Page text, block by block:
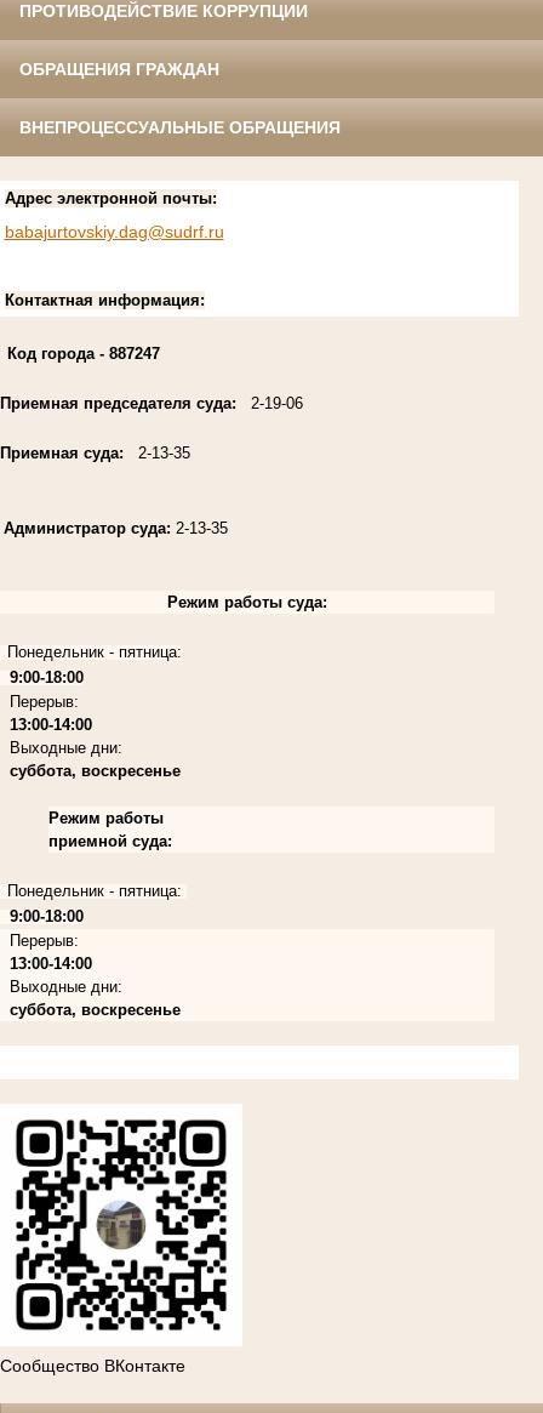
ПРОТИВОДЕЙСТВИЕ КОРРУПЦИИ
ОБРАЩЕНИЯ ГРАЖДАН
ВНЕПРОЦЕССУАЛЬНЫЕ ОБРАЩЕНИЯ
Адрес электронной почты:
babajurtovskiy.dag@sudrf.ru
Контактная информация:
Код города- 887247
Приемная председателя суда: 2-19-06
Приемная суда: 2-13-35
Администратор суда: 2-13-35
Режим работы суда:
Понедельник - пятница:
9:00-18:00
Перерыв:
13:00-14:00
Выходные дни:
суббота, воскресенье
Режим работы
приемной суда:
Понедельник - пятница:
9:00-18:00
Перерыв:
13:00-14:00
Выходные дни:
суббота, воскресенье
Сообщество ВКонтакте